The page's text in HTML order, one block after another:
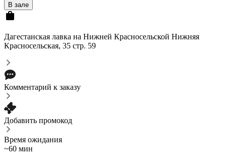
В зале
Дагестанская лавка на Нижней Красносельской Нижняя
Красносельская, 35 стр. 59
Комментарий к заказу
Добавить промокод
Время ожидания
~60 мин